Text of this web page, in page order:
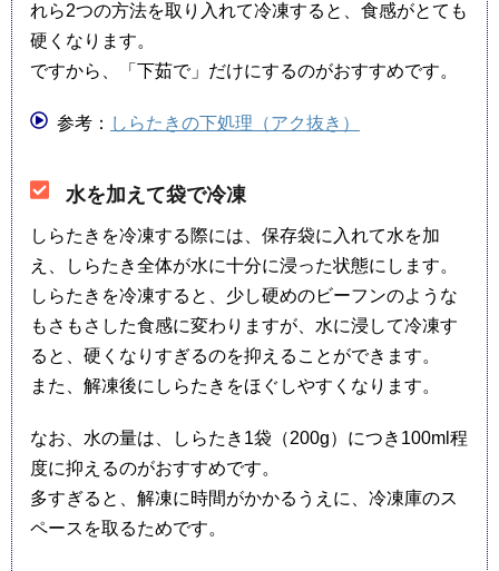
れら2つの方法を取り入れて冷凍すると、食感がとても
硬くなります。
ですから、「下茹で」だけにするのがおすすめです。
参考： しらたきの下処理（アク抜き）
水を加えて袋で冷凍
しらたきを冷凍する際には、保存袋に入れて水を加
え、しらたき全体が水に十分に浸った状態にします。
しらたきを冷凍すると、少し硬めのビーフンのような
もさもさした食感に変わりますが、水に浸して冷凍す
ると、硬くなりすぎるのを抑えることができます。
また、解凍後にしらたきをほぐしやすくなります。
なお、水の量は、しらたき1袋（200g）につき100ml程
度に抑えるのがおすすめです。
多すぎると、解凍に時間がかかるうえに、冷凍庫のス
ペースを取るためです。